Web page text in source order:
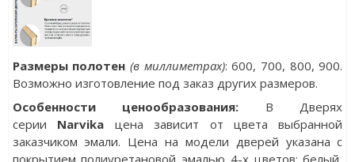
Размеры полотен (в миллиметрах): 600, 700, 800, 900.
Возможно изготовление под заказ других размеров.
Особенности ценообразования: В Дверях
серии Narvika цена зависит от цвета выбранной
заказчиком эмали. Цена на модели дверей указана с